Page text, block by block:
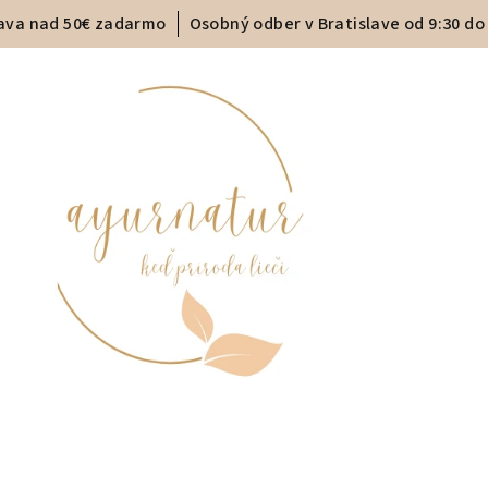
nad 50€ zadarmo Osobný odber v Bratislave od 9:30 do